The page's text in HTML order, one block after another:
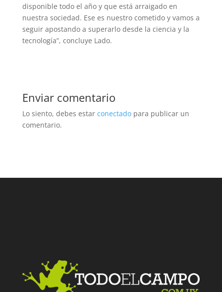
disponible todo el año y que está arraigado en
nuestra sociedad. Ese es nuestro cometido y vamos a
seguir apostando a superarlo desde la ciencia y la
tecnología”, concluye Lado.
Enviar comentario
Lo siento, debes estar conectadopara publicar un
comentario.
Facebook